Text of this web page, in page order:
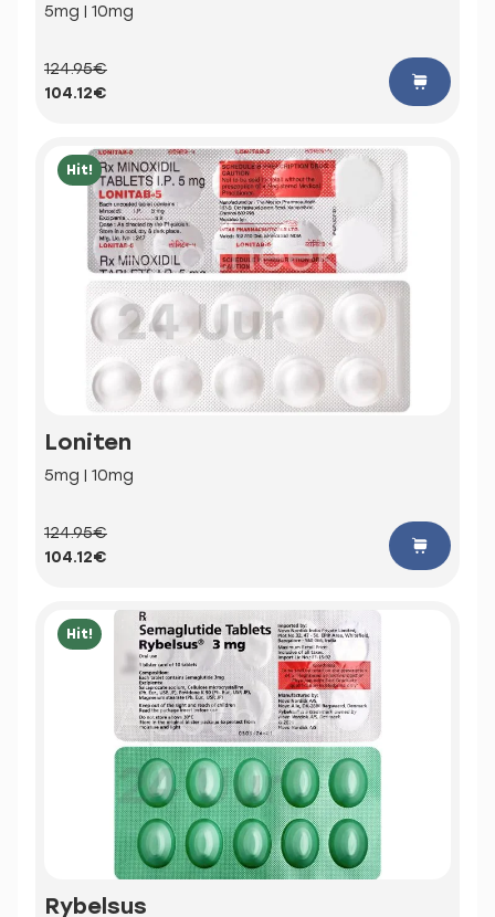
5mg | 10mg
124.95€
104.12€
Hit!
Loniten
5mg | 10mg
124.95€
104.12€
Hit!
Rybelsus